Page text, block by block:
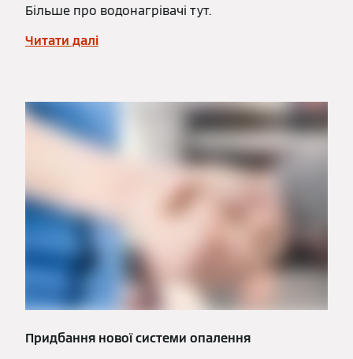
Більше про водонагрівачі тут.
Читати далі
Придбання нової системи опалення